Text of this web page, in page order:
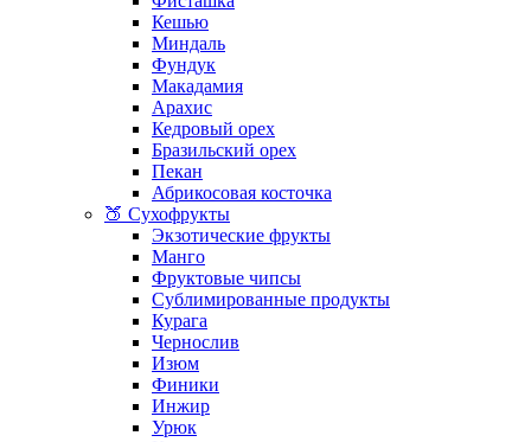
Кешью
Миндаль
Фундук
Макадамия
Арахис
Кедровый орех
Бразильский орех
Пекан
Абрикосовая косточка
🍑 Сухофрукты
Экзотические фрукты
Манго
Фруктовые чипсы
Сублимированные продукты
Курага
Чернослив
Изюм
Финики
Инжир
Урюк